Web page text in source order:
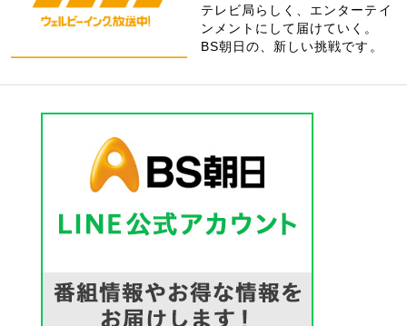
テレビ局らしく、エンターテイ
ンメントにして届けていく。
BS朝日の、新しい挑戦です。